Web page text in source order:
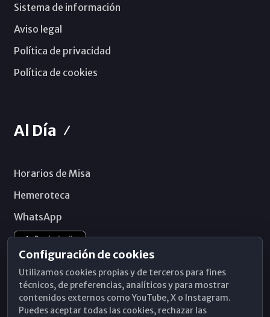
Sistema de información
Aviso legal
Política de privacidad
Política de cookies
Al Día
Horarios de Misa
Hemeroteca
WhatsApp
Configuración de cookies
Utilizamos cookies propias y de terceros para fines
técnicos, de preferencias, analíticos y para mostrar
contenidos externos como YouTube, X o Instagram.
Puedes aceptar todas las cookies, rechazar las